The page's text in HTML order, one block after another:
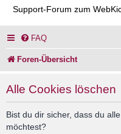
Support-Forum zum
FAQ
Foren-Übersicht
Alle Cookies löschen
Bist du dir sicher, dass du
möchtest?